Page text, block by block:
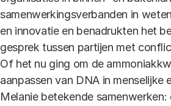
samenwerkingsverbanden in
en innovatie en benadrukten het
gesprek tussen partijen met
Of het nu ging om de
aanpassen van DNA in menselijke
Melanie betekende